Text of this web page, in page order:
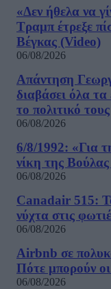
«Δεν ήθελα να
Τραμπ έτρεξε
Βέγκας (Video)
06/08/2026
Απάντηση
διαβάσει όλα
το πολιτικό
06/08/2026
6/8/1992: «Για
νίκη της
06/08/2026
Canadair 515:
νύχτα στις
06/08/2026
Airbnb σε
Πότε μπορούν
06/08/2026